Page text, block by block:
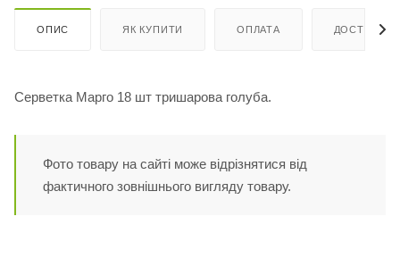
ОПИС ЯК КУПИТИ ОПЛАТА ДОСТАВКА
Серветка Марго 18 шт тришарова голуба.
Фото товару на сайті може відрізнятися від
фактичного зовнішнього вигляду товару.